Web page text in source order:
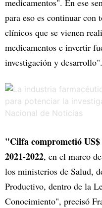
medicamentos". En ese
para eso es continuar con
clínicos que se vienen
medicamentos e invertir
investigación y desarrollo".
"Cilfa comprometió
2021-2022, en el marco
los ministerios de Salud,
Productivo, dentro de la
Conocimiento", precisó